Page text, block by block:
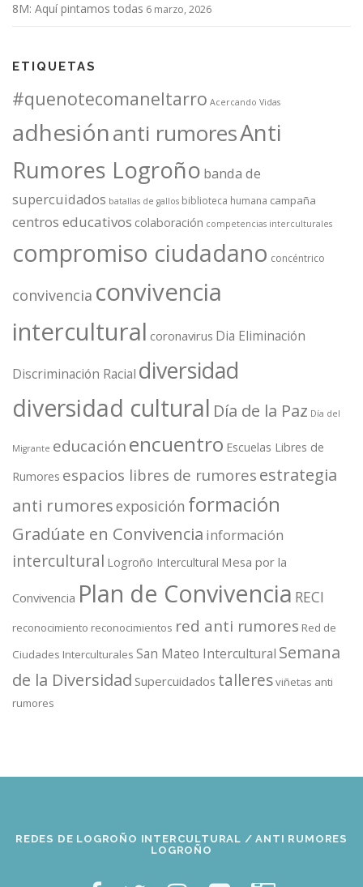
8M: Aquí pintamos todas 6 marzo, 2026
ETIQUETAS
#quenotecomaneltarro Acercando Vidas
adhesiónanti rumoresAnti
Rumores Logroño banda de
supercuidados batallas de gallos biblioteca humana campaña
centros educativos colaboración competencias interculturales
compromiso ciudadano concéntrico
convivencia convivencia
intercultural coronavirus Dia Eliminación
Discriminación Racial diversidad
diversidad cultural Día de la Paz Día del
Migrante educaciónencuentro Escuelas Libres de
Rumores espacios libres de rumores estrategia
anti rumoresexposición formación
Gradúate en Convivencia información
intercultural Logroño Intercultural Mesa por la
Convivencia Plan de Convivencia RECI
reconocimiento reconocimientos red anti rumores Red de
Ciudades Interculturales San Mateo Intercultural Semana
de la Diversidad Supercuidados talleresviñetas anti
rumores
REDES DE LOGROÑO INTERCULTURAL / ANTI RUMORES
LOGROÑO